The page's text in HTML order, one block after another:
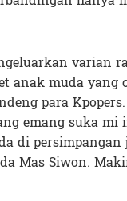
varian
anak muda yang
para
emang suka mi
di persimpangan
Mas Siwon.